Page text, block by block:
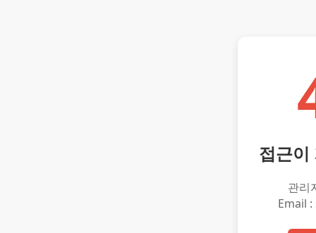
접근이
관리
Email